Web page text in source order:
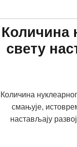
Количина
свету
Количина
смањује,
настављају